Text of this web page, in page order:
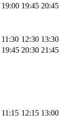
19:00 19:45 20:45
11:30 12:30 13:30
19:45 20:30 21:45
11:15 12:15 13:00